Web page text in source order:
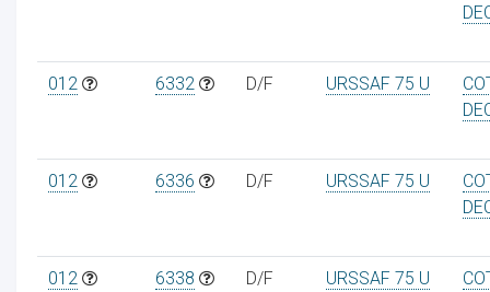
012 6332 D/F URSSAF 75 U
012 6336 D/F URSSAF 75 U
012 6338 D/F URSSAF 75 U